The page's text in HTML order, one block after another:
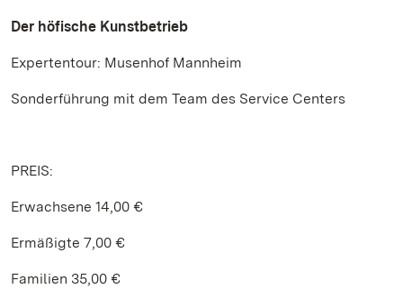
Der höfische Kunstbetrieb
Expertentour: Musenhof Mannheim
Sonderführung mit dem Team des Service Centers
PREIS:
Erwachsene 14,00 €
Ermäßigte 7,00 €
Familien 35,00 €